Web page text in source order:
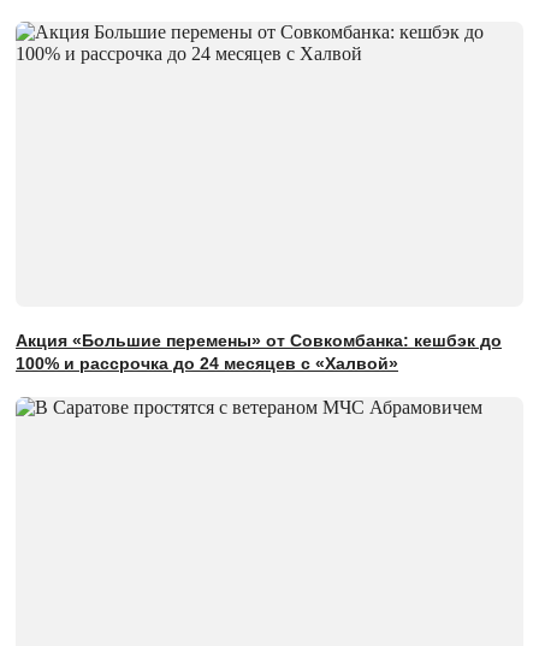
Акция «Большие перемены» от Совкомбанка: кешбэк до
100% и рассрочка до 24 месяцев с «Халвой»